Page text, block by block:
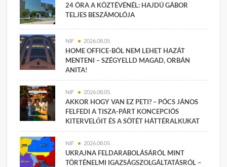
24 ÓRA A KÖZTÉVÉNÉL: HAJDÚ GÁBOR
TELJES BESZÁMOLÓJA
NIF 2026.08.05.
HOME OFFICE-BÓL NEM LEHET HAZÁT
MENTENI – SZÉGYELLD MAGAD, ORBÁN
ANITA!
NIF 2026.08.05.
AKKOR HOGY VAN EZ PETI? – PÓCS JÁNOS
FELFEDI A TISZA-PÁRT KONCEPCIÓS
KITERVELŐIT ÉS A SÖTÉT HÁTTÉRALKUKAT
NIF 2026.08.05.
UKRAJNA FELDARABOLÁSÁRÓL MINT
TÖRTÉNELMI IGAZSÁGSZOLGÁLTATÁSRÓL –